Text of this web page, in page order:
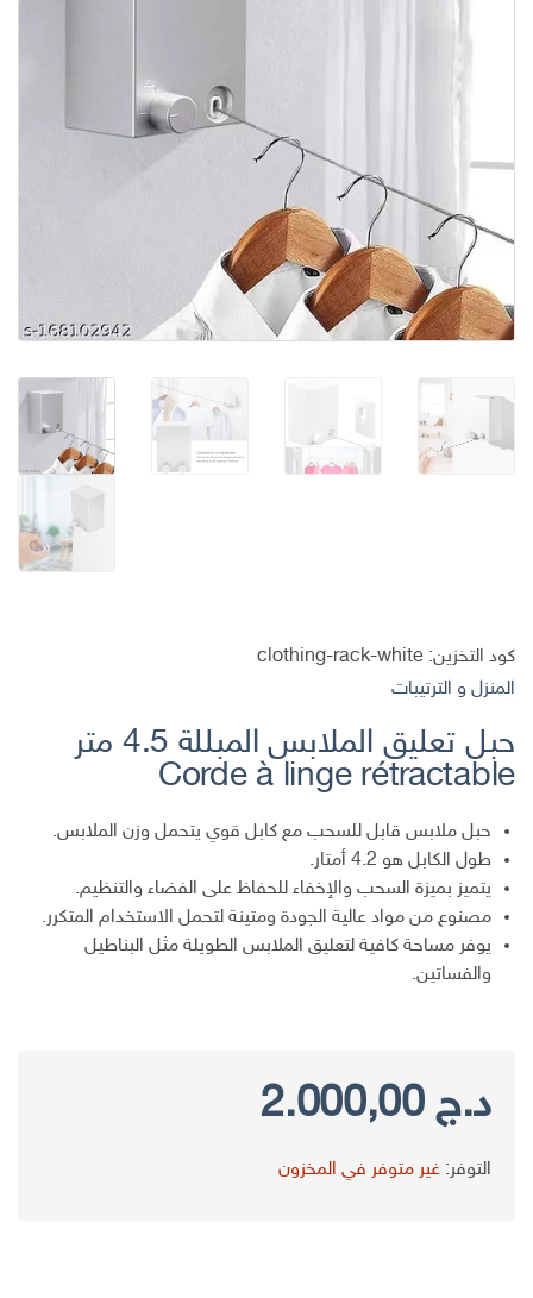
كود التخزين:clothing-rack-white
المنزل و الترتيبات
حبل تعليق الملابس المبللة 4.5 متر
Corde à linge rétractable
حبل ملابس قابل للسحب مع كابل قوي يتحمل وزن الملابس.
طول الكابل هو 4.2 أمتار.
يتميز بميزة السحب والإخفاء للحفاظ على الفضاء والتنظيم.
مصنوع من مواد عالية الجودة ومتينة لتحمل الاستخدام المتكرر.
يوفر مساحة كافية لتعليق الملابس الطويلة مثل البناطيل
والفساتين.
د.ج2.000,00
التوفر:غير متوفر في المخزون